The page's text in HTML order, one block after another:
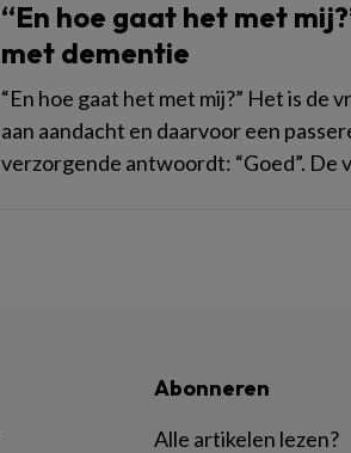
“En hoe gaat het met
met dementie
“En hoe gaat het met mij?” Het is
aan aandacht en daarvoor een
verzorgende antwoordt: “Goed”. De
Abonneren
Alle artikelen lezen?